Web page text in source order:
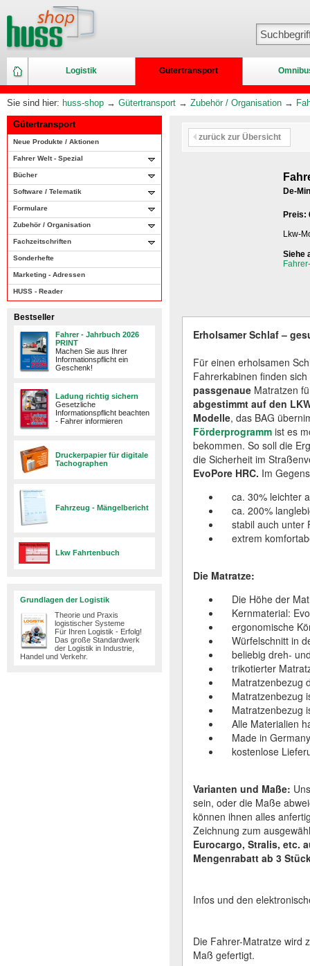
Logistik Gütertransport
Sie sind hier: huss-shop → Gütertransport → Zubehör / Organisation →
Gütertransport
Neue Produkte / Aktionen
Fahrer Welt - Spezial
Bücher
Software / Telematik
Formulare
Zubehör / Organisation
Fachzeitschriften
Sonderhefte
Marketing - Adressen
HUSS - Reader
Bestseller
Fahrer - Jahrbuch 2026
PRINT
Machen Sie aus Ihrer
Informationspflicht ein
Geschenk!
Ladung richtig sichern
Gesetzliche
Informationspflicht beachten
- Fahrer informieren
Druckerpapier für digitale
Tachographen
Fahrzeug - Mängelbericht
Lkw Fahrtenbuch
Grundlagen der Logistik
Theorie und Praxis
logistischer Systeme
Für Ihren Logistik - Erfolg!
Das große Standardwerk
der Logistik in Industrie,
Handel und Verkehr.
zurück zur Übersicht
De-
Lkw-
Siehe
Erholsamer Schlaf –
Für einen erholsamen
Fahrerkabinen finden
passgenaue Matratzen
abgestimmt auf den
Modelle, das BAG
Förderprogramm ist es
bekommen. So soll die
die Sicherheit im
EvoPore HRC. Im
ca. 30% leichter
ca. 200%
stabil auch unter
extrem
Die Matratze:
Die Höhe der
Kernmaterial:
ergonomische
Würfelschnitt in
beliebig dreh-
trikotierter
Matratzenbezug
Matratzenbezug
Matratzenbezug
Alle Materialien
Made in Germany
kostenlose
Varianten und Maße:
sein, oder die Maße
können ihnen alles
Zeichnung zum
Eurocargo, Stralis, etc.
Mengenrabatt ab 3
Infos und den
Die Fahrer-Matratze wird
Maß gefertigt.